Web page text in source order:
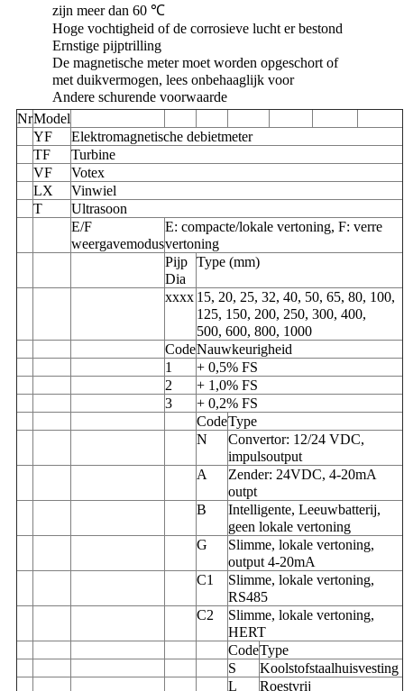
zijn meer dan 60 ℃
Hoge vochtigheid of de corrosieve lucht er bestond
Ernstige pijptrilling
De magnetische meter moet worden opgeschort of
met duikvermogen, lees onbehaaglijk voor
Andere schurende voorwaarde
NrModel
YF
Elektromagnetische debietmeter
TF
Turbine
VF
Votex
LX
Vinwiel
T
Ultrasoon
E/F
weergavemodus
E: compacte/lokale vertoning, F: verre
vertoning
Pijp
Dia
Type (mm)
xxxx 15, 20, 25, 32, 40, 50, 65, 80, 100,
125, 150, 200, 250, 300, 400,
500, 600, 800, 1000
CodeNauwkeurigheid
1
+ 0,5% FS
2
+ 1,0% FS
3
+ 0,2% FS
CodeType
N
Convertor: 12/24 VDC,
impulsoutput
A
Zender: 24VDC, 4-20mA
outpt
B
Intelligente, Leeuwbatterij,
geen lokale vertoning
G
Slimme, lokale vertoning,
output 4-20mA
C1
Slimme, lokale vertoning,
RS485
C2
Slimme, lokale vertoning,
HERT
CodeType
S
Koolstofstaalhuisvesting
L
Roestvrij